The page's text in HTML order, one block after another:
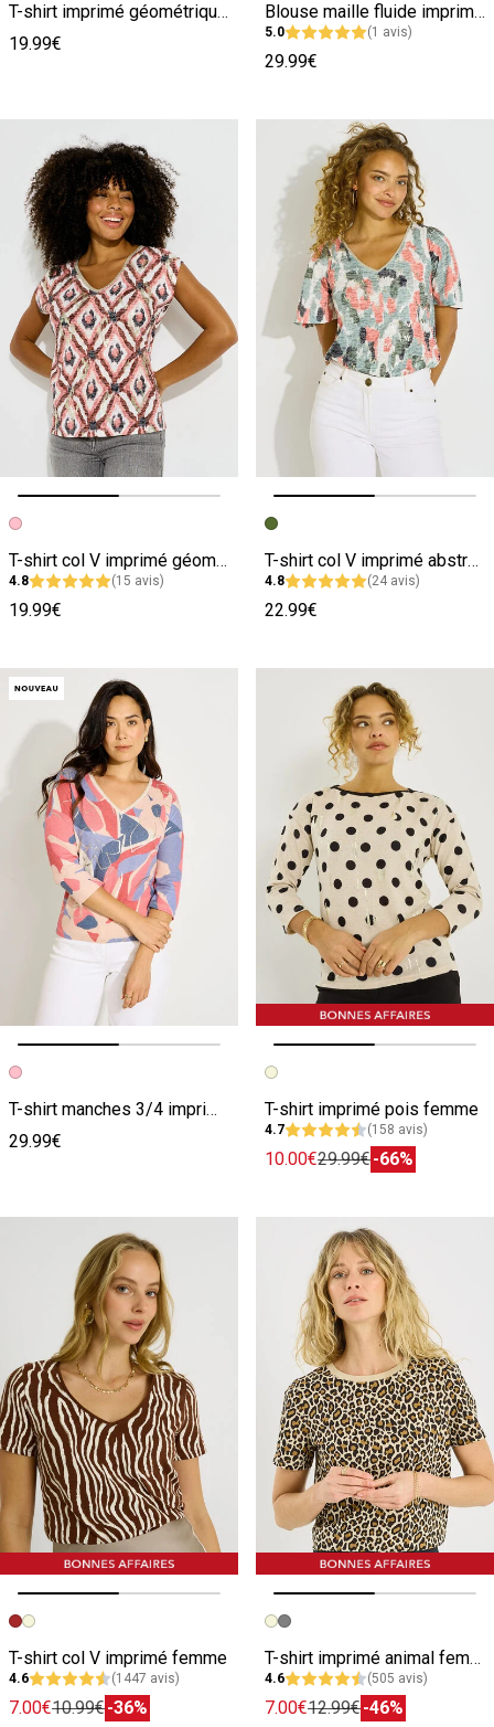
T-shirt imprimé géométrique femme
19.99€
Blouse maille fluide imprimée femme
5.0 (1 avis)
29.99€
Image précédente
Image suivante
T-shirt col V imprimé géométrique femme
4.8 (15 avis)
19.99€
Image précédente
Image suivante
T-shirt col V imprimé abstrait femme
4.8 (24 avis)
22.99€
Image précédente
Image suivante
T-shirt manches 3/4 imprimé femme
29.99€
Image précédente
Image suivante
T-shirt imprimé pois femme
4.7 (158 avis)
10.00€29.99€-66%
Image précédente
Image suivante
T-shirt col V imprimé femme
4.6 (1447 avis)
7.00€10.99€-36%
Image précédente
Image suivante
T-shirt imprimé animal femme
4.6 (505 avis)
7.00€12.99€-46%